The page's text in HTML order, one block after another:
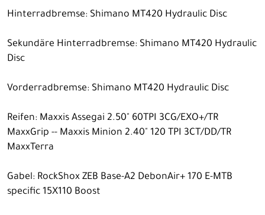
Hinterradbremse: Shimano MT420 Hydraulic Disc
Sekundäre Hinterradbremse: Shimano MT420 Hydraulic
Disc
Vorderradbremse: Shimano MT420 Hydraulic Disc
Reifen: Maxxis Assegai 2.50" 60TPI 3CG/EXO+/TR
MaxxGrip -- Maxxis Minion 2.40" 120 TPI 3CT/DD/TR
MaxxTerra
Gabel: RockShox ZEB Base-A2 DebonAir+ 170 E-MTB
specific 15X110 Boost